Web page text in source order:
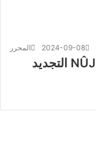
المحرر 2024-09-08